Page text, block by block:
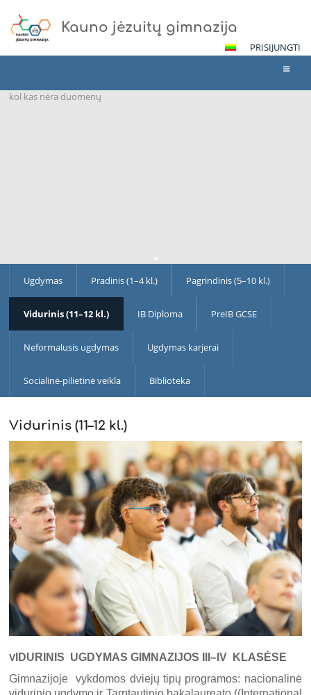
Kauno jėzuitų gimnazija
PRISIJUNGTI
Ugdymas
kol kas nėra duomenų
Ugdymas Pradinis (1–4 kl.) Pagrindinis (5–10 kl.)
Vidurinis (11–12 kl.) IB Diploma PreIB GCSE
Neformalusis ugdymas Ugdymas karjerai
Socialinė-pilietinė veikla Biblioteka
Vidurinis (11–12 kl.)
V IDURINIS UGDYMAS GIMNAZIJOS III–IV KLASĖSE
Gimnazijoje vykdomos dviejų tipų programos: nacionalinė